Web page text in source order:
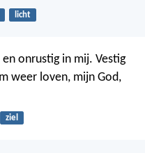
licht
en onrustig in mij. Vestig
weer loven, mijn God,
ziel